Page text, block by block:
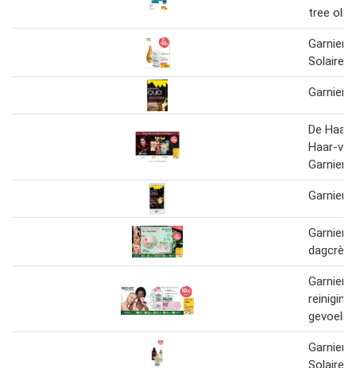
tree olie
Garnier
Solaire
Garnier
De
Haar-
Garnier
Garnier
Garnier
Garnier
Garnier
Solaire